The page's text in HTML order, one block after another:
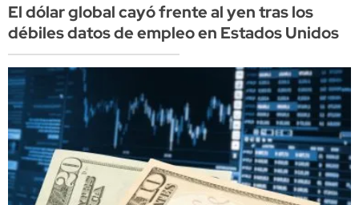
El dólar global cayó frente al yen tras los
débiles datos de empleo en Estados Unidos